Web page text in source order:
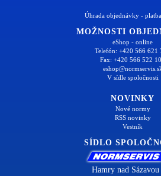
Úhrada objednávky -
MOŽNOSTI
eShop - online
Telefón: +420 566 621
Fax: +420 566 522
V sídle spoločnosti
NOVINKY
Nové normy
RSS novinky
Vestník
SÍDLO
Hamry nad Sázavou